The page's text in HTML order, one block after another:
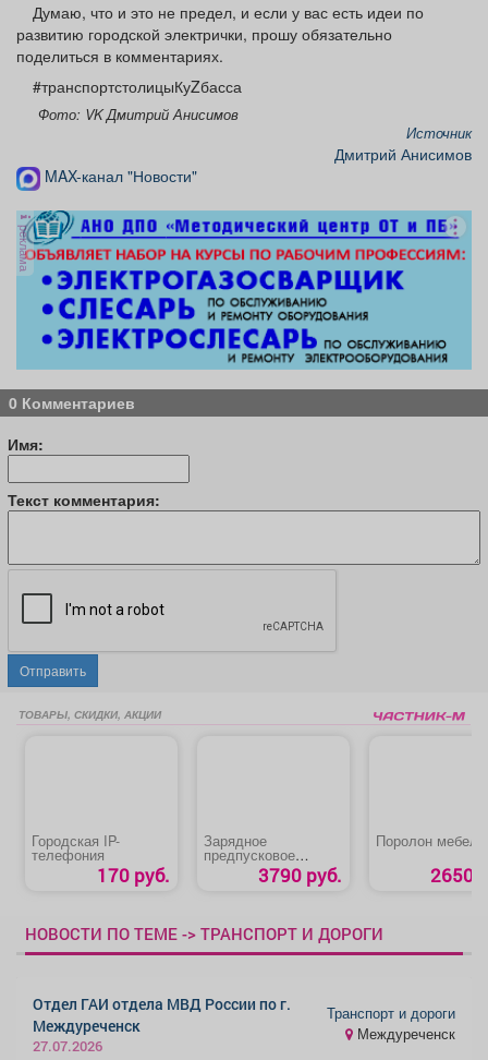
Думаю, что и это не предел, и если у вас есть идеи по
развитию городской электрички, прошу обязательно
поделиться в комментариях.
#транспортстолицыКуZбасса
Фото: VK Дмитрий Анисимов
Источник
Дмитрий Анисимов
MAX-канал "Новости"
реклама
0 Комментариев
Имя:
Текст комментария:
Отправить
ТОВАРЫ, СКИДКИ, АКЦИИ
Городская IP-
телефония
170 руб.
Зарядное
предпусковое
устройство «Patriot
BCT-10 Boost»3790 руб.
Поролон
2650
НОВОСТИ ПО ТЕМЕ -> ТРАНСПОРТ И ДОРОГИ
Отдел ГАИ отдела МВД России по г.
Междуреченск
27.07.2026
Транспорт и дороги
Междуреченск